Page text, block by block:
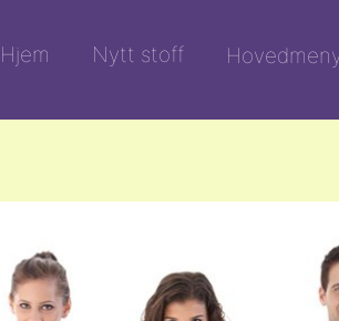
Hjem Nytt stoff